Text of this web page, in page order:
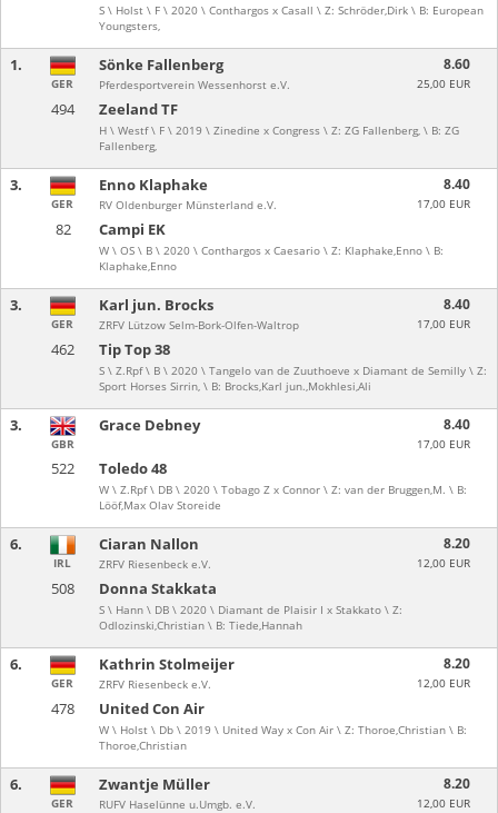
S \ Holst \ F \ 2020 \ Conthargos x Casall \ Z: Schröder,Dirk \ B: European
Youngsters,
1.
494 Zeeland TF
H \ Westf \ F \ 2019 \ Zinedine x Congress \ Z: ZG Fallenberg, \ B: ZG
Fallenberg,
GER
Sönke Fallenberg
Pferdesportverein Wessenhorst e.V.
8.60
25,00 EUR
3.
82 Campi EK
W \ OS \ B \ 2020 \ Conthargos x Caesario \ Z: Klaphake,Enno \ B:
Klaphake,Enno
GER
Enno Klaphake
RV Oldenburger Münsterland e.V.
8.40
17,00 EUR
3.
462 Tip Top 38
S \ Z.Rpf \ B \ 2020 \ Tangelo van de Zuuthoeve x Diamant de Semilly \ Z:
Sport Horses Sirrin, \ B: Brocks,Karl jun.,Mokhlesi,Ali
GER
Karl jun. Brocks
ZRFV Lützow Selm-Bork-Olfen-Waltrop
8.40
17,00 EUR
3.
522 Toledo 48
W \ Z.Rpf \ DB \ 2020 \ Tobago Z x Connor \ Z: van der Bruggen,M. \ B:
Lööf,Max Olav Storeide
GBR
Grace Debney 8.40
17,00 EUR
6.
508 Donna Stakkata
S \ Hann \ DB \ 2020 \ Diamant de Plaisir I x Stakkato \ Z:
Odlozinski,Christian \ B: Tiede,Hannah
IRL
Ciaran Nallon
ZRFV Riesenbeck e.V.
8.20
12,00 EUR
6.
478 United Con Air
W \ Holst \ Db \ 2019 \ United Way x Con Air \ Z: Thoroe,Christian \ B:
Thoroe,Christian
GER
Kathrin Stolmeijer
ZRFV Riesenbeck e.V.
8.20
12,00 EUR
6.
GER
Zwantje Müller
RUFV Haselünne u.Umgb. e.V.
8.20
12,00 EUR